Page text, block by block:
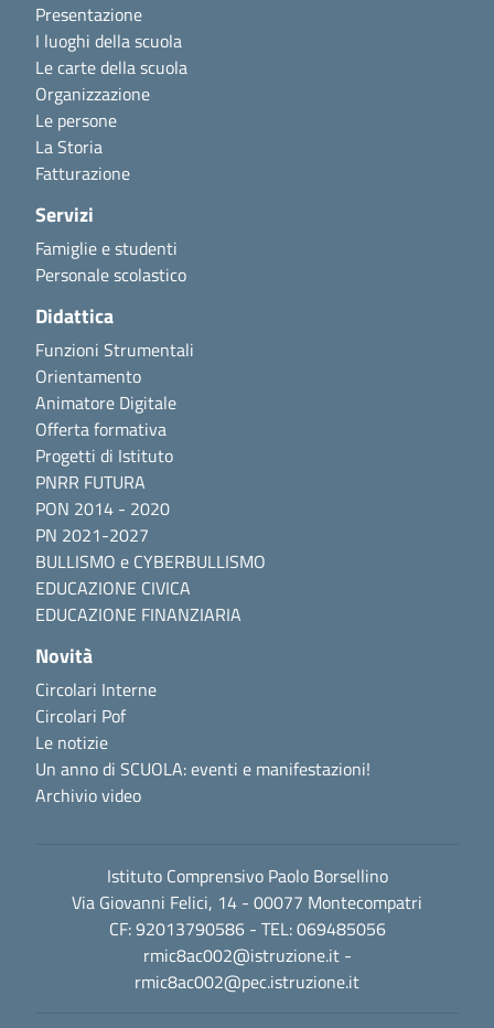
Presentazione
I luoghi della scuola
Le carte della scuola
Organizzazione
Le persone
La Storia
Fatturazione
Servizi
Famiglie e studenti
Personale scolastico
Didattica
Funzioni Strumentali
Orientamento
Animatore Digitale
Offerta formativa
Progetti di Istituto
PNRR FUTURA
PON 2014 - 2020
PN 2021-2027
BULLISMO e CYBERBULLISMO
EDUCAZIONE CIVICA
EDUCAZIONE FINANZIARIA
Novità
Circolari Interne
Circolari Pof
Le notizie
Un anno di SCUOLA: eventi e manifestazioni!
Archivio video
Istituto Comprensivo Paolo Borsellino
Via Giovanni Felici, 14 - 00077 Montecompatri
CF: 92013790586 - TEL: 069485056
rmic8ac002@istruzione.it-
rmic8ac002@pec.istruzione.it